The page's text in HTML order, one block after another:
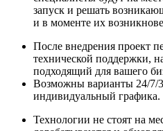
запуск и решать
и в моменте их
После внедрения проект
технической поддержки,
подходящий для вашего
Возможны варианты 24/7/
индивидуальный графика.
Технологии не стоят на